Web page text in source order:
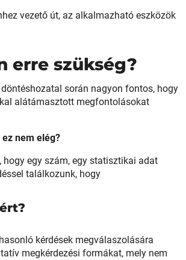
vezető út, az alkalmazható eszközök
erre szükség?
során nagyon fontos, hogy
alátámasztott megfontolásokat
nem elég?
hogy egy szám, egy statisztikai adat
találkozunk, hogy
kérdések megválaszolására
megkérdezési formákat, mely nem